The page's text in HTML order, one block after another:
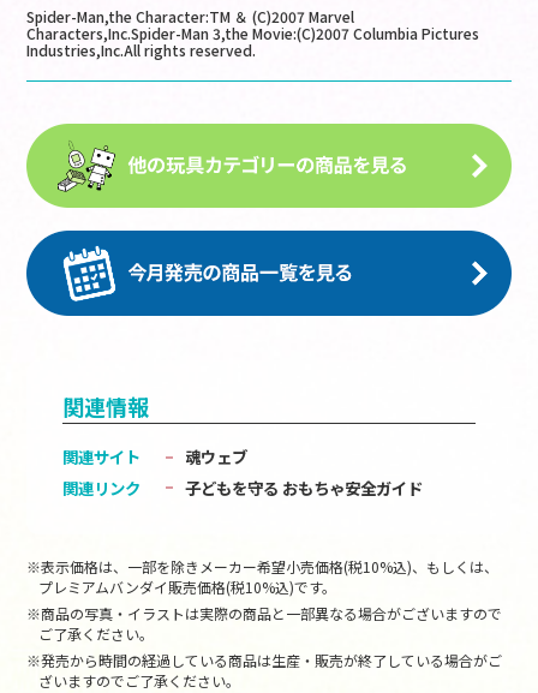
Spider-Man,the Character:TM ＆ (C)2007 Marvel
Characters,Inc.Spider-Man 3,the Movie:(C)2007 Columbia Pictures
Industries,Inc.All rights reserved.
関連情報
関連サイト
魂ウェブ
関連リンク
子どもを守る おもちゃ安全ガイド
※表示価格は、一部を除きメーカー希望小売価格(税10%込)、もしくは、
プレミアムバンダイ販売価格(税10%込)です。
※商品の写真・イラストは実際の商品と一部異なる場合がございますので
ご了承ください。
※発売から時間の経過している商品は生産・販売が終了している場合がご
ざいますのでご了承ください。